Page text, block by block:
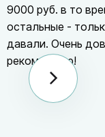
9000 руб. в то
остальные -
давали. Очень
рекомендую!